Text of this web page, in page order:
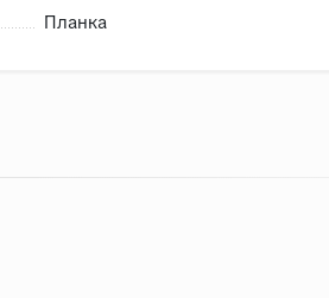
Планка